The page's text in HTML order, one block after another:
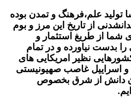
تولید علم،فرهنگ و تمدن بوده
از تاریخ این مرز و بوم
شما از طریغ استثمار و
بدست نیاورده و در تمام
نظیر امریکایی های
و اسراییل غاصب صهیونیستی
دانش از شرق بخصوص